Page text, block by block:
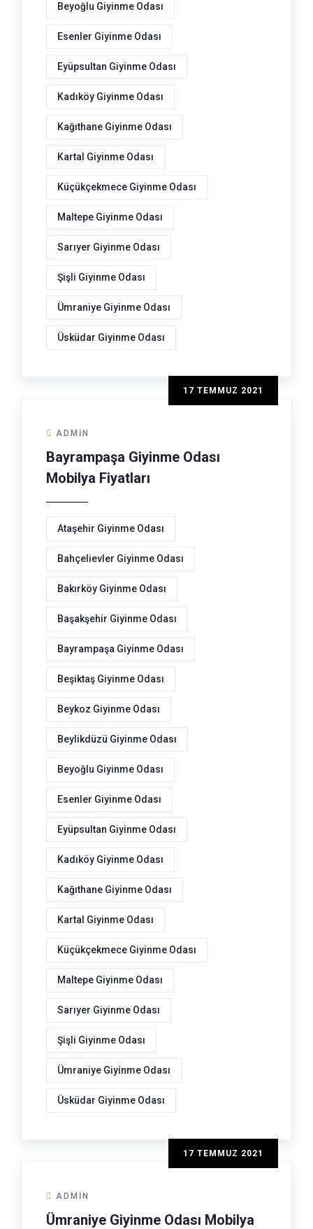
Beyoğlu Giyinme Odası
Esenler Giyinme Odası
Eyüpsultan Giyinme Odası
Kadıköy Giyinme Odası
Kağıthane Giyinme Odası
Kartal Giyinme Odası
Küçükçekmece Giyinme Odası
Maltepe Giyinme Odası
Sarıyer Giyinme Odası
Şişli Giyinme Odası
Ümraniye Giyinme Odası
Üsküdar Giyinme Odası
17 TEMMUZ 2021
ADMIN
Bayrampaşa Giyinme Odası
Mobilya Fiyatları
Ataşehir Giyinme Odası
Bahçelievler Giyinme Odası
Bakırköy Giyinme Odası
Başakşehir Giyinme Odası
Bayrampaşa Giyinme Odası
Beşiktaş Giyinme Odası
Beykoz Giyinme Odası
Beylikdüzü Giyinme Odası
Beyoğlu Giyinme Odası
Esenler Giyinme Odası
Eyüpsultan Giyinme Odası
Kadıköy Giyinme Odası
Kağıthane Giyinme Odası
Kartal Giyinme Odası
Küçükçekmece Giyinme Odası
Maltepe Giyinme Odası
Sarıyer Giyinme Odası
Şişli Giyinme Odası
Ümraniye Giyinme Odası
Üsküdar Giyinme Odası
17 TEMMUZ 2021
ADMIN
Ümraniye Giyinme Odası Mobilya